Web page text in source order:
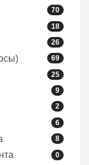
70
18
26
69
25
9
2
6
8
0